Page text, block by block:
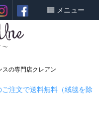
スの専門店クレアン
メニュー
注文で送料無料（絨毯を除